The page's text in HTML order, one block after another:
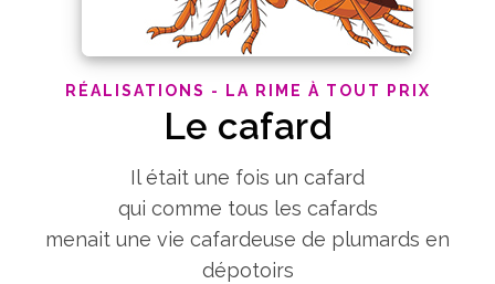
RÉALISATIONS - LA RIME À TOUT PRIX
Le cafard
Il était une fois un cafard
qui comme tous les cafards
menait une vie cafardeuse de plumards en
dépotoirs